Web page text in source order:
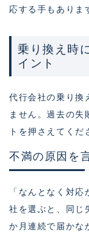
応する手もありま
乗り換え時
イント
代行会社の乗り換
ません。過去の失
トを押さえてくだ
不満の原因を
「なんとなく対
社を選ぶと、同じ
か月連続で届かな